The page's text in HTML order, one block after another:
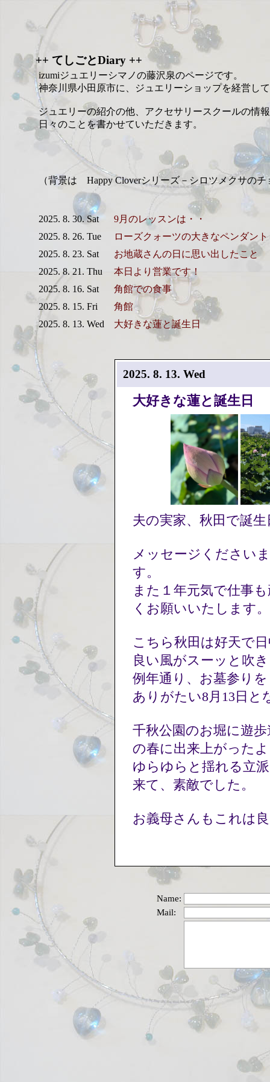
++ てしごとDiary ++
izumiジュエリーシマノの藤沢泉のページです。
神奈川県小田原市に、ジュエリーショップを経営し
ジュエリーの紹介の他、アクセサリースクールの情
日々のことを書かせていただきます。
（背景は Happy Cloverシリーズ－シロツメクサのチ
2025. 8. 30. Sat
9月のレッスンは・・
2025. 8. 26. Tue
ローズクォーツの大きなペンダント
2025. 8. 23. Sat
お地蔵さんの日に思い出したこと
2025. 8. 21. Thu
本日より営業です！
2025. 8. 16. Sat
角館での食事
2025. 8. 15. Fri
角館
2025. 8. 13. Wed
大好きな蓮と誕生日
2025. 8. 13. Wed
大好きな蓮と誕生日
夫の実家、秋田で誕
メッセージください
す。
また１年元気で仕事
くお願いいたします
こちら秋田は好天で
良い風がスーッと吹
例年通り、お墓参り
ありがたい8月13日
千秋公園のお堀に遊
の春に出来上がった
ゆらゆらと揺れる立
来て、素敵でした。
お義母さんもこれは
Name:
Mail: